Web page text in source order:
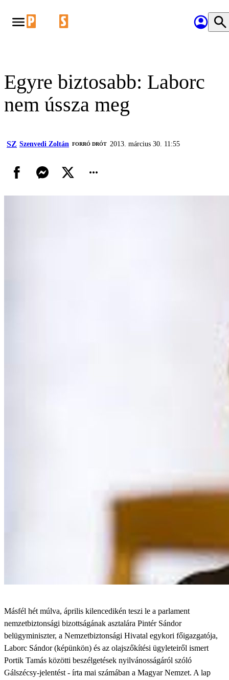
Egyre biztosabb: Laborc
nem ússza meg
SZ Szenvedi Zoltán FORRÓ DRÓT 2013. március 30. 11:55
Másfél hét múlva, április kilencedikén teszi le a parlament
nemzetbiztonsági bizottságának asztalára Pintér Sándor
belügyminiszter, a Nemzetbiztonsági Hivatal egykori főigazgatója,
Laborc Sándor (képünkön) és az olajszőkítési ügyleteiről ismert
Portik Tamás közötti beszélgetések nyilvánosságáról szóló
Gálszécsy-jelentést - írta mai számában a Magyar Nemzet. A lap